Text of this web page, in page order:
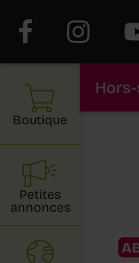
Boutique
Petites
annonces